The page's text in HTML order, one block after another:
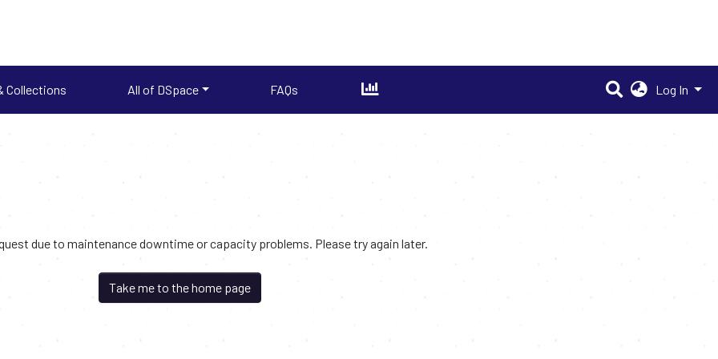
Collections All of DSpace FAQs Log In
due to maintenance downtime or capacity problems. Please try again later.
Take me to the home page